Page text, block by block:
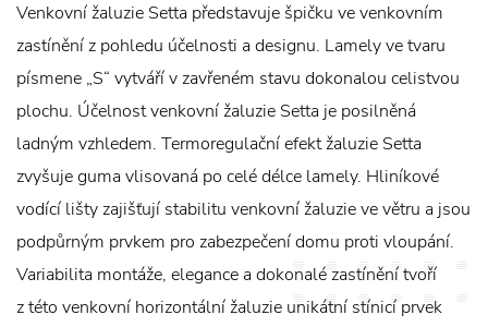
Venkovní žaluzie Setta představuje špičku ve venkovním
zastínění z pohledu účelnosti a designu. Lamely ve tvaru
písmene „S“ vytváří v zavřeném stavu dokonalou celistvou
plochu. Účelnost venkovní žaluzie Setta je posilněná
ladným vzhledem. Termoregulační efekt žaluzie Setta
zvyšuje guma vlisovaná po celé délce lamely. Hliníkové
vodící lišty zajišťují stabilitu venkovní žaluzie ve větru a jsou
podpůrným prvkem pro zabezpečení domu proti vloupání.
Variabilita montáže, elegance a dokonalé zastínění tvoří
z této venkovní horizontální žaluzie unikátní stínicí prvek